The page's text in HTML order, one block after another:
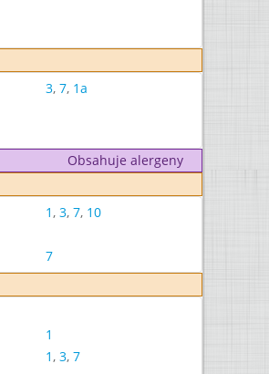
3, 7, 1a
Obsahuje alergeny
1, 3, 7, 10
7
1
1, 3, 7